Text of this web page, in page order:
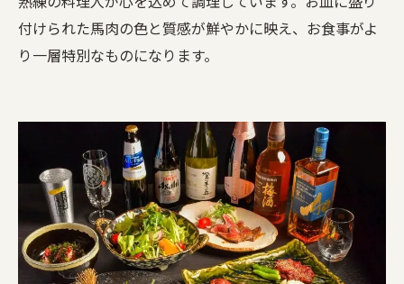
付けられた馬肉の色と質感が鮮やかに映え、お食事がよ
り一層特別なものになります。